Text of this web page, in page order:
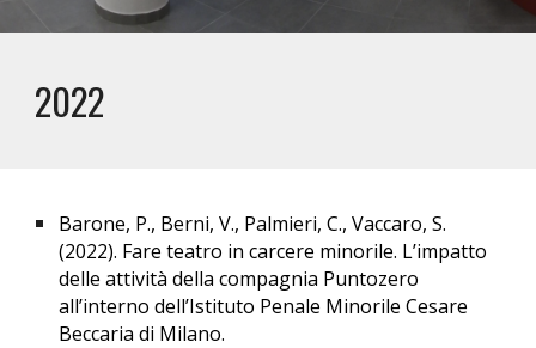
2022
Barone, P., Berni, V., Palmieri, C., Vaccaro, S.
(2022). Fare teatro in carcere minorile. L’impatto
delle attività della compagnia Puntozero
all’interno dell’Istituto Penale Minorile Cesare
Beccaria di Milano.